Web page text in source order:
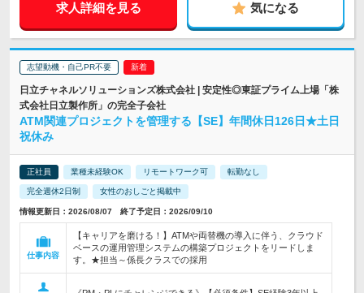
求人詳細を見る 気になる
志望動機・自己PR不要
日立チャネルソリューションズ株式会社 | 安定性◎東証プライム上場「株
式会社日立製作所」の完全子会社
ATM関連プロジェクトを管理する【SE】年間休日126日★土日
祝休み
正社員 業種未経験OK リモートワーク可 転勤なし
完全週休2日制 女性のおしごと掲載中
情報更新日：2026/08/07 終了予定日：2026/09/10
仕事内容
【キャリアを磨ける！】ATMや両替機の導入に伴う、クラウド
ベースの運用管理システムの構築プロジェクトをリードしま
す。★担当～係長クラスでの採用